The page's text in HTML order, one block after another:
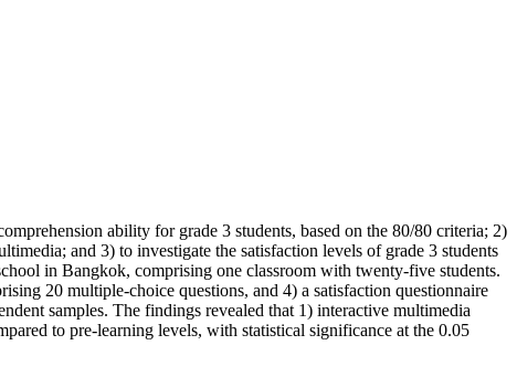
ability for grade 3 students, based on the 80/80 criteria; 2)
and 3) to investigate the satisfaction levels of grade 3 students
in Bangkok, comprising one classroom with twenty-five students.
20 multiple-choice questions, and 4) a satisfaction questionnaire
samples. The findings revealed that 1) interactive multimedia
to pre-learning levels, with statistical significance at the 0.05